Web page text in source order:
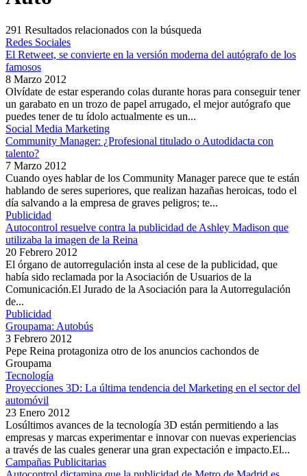
291 Resultados relacionados con la búsqueda
Redes Sociales
El Retweet, se convierte en la versión moderna del autógrafo de los
famosos
8 Marzo 2012
Olvídate de estar esperando colas durante horas para conseguir tener
un garabato en un trozo de papel arrugado, el mejor autógrafo que
puedes tener de tu ídolo actualmente es un...
Social Media Marketing
Community Manager: ¿Profesional titulado o Autodidacta con
talento?
7 Marzo 2012
Cuando oyes hablar de los Community Manager parece que te están
hablando de seres superiores, que realizan hazañas heroicas, todo el
día salvando a la empresa de graves peligros; te...
Publicidad
Autocontrol resuelve contra la publicidad de Ashley Madison que
utilizaba la imagen de la Reina
20 Febrero 2012
El órgano de autorregulación insta al cese de la publicidad, que
había sido reclamada por la Asociación de Usuarios de la
Comunicación.El Jurado de la Asociación para la Autorregulación
de...
Publicidad
Groupama: Autobús
3 Febrero 2012
Pepe Reina protagoniza otro de los anuncios cachondos de
Groupama
Tecnología
Proyecciones 3D: La última tendencia del Marketing en el sector del
automóvil
23 Enero 2012
Losúltimos avances de la tecnología 3D están permitiendo a las
empresas y marcas experimentar e innovar con nuevas experiencias
a través de las cuales generar una gran expectación e impacto.El...
Campañas Publicitarias